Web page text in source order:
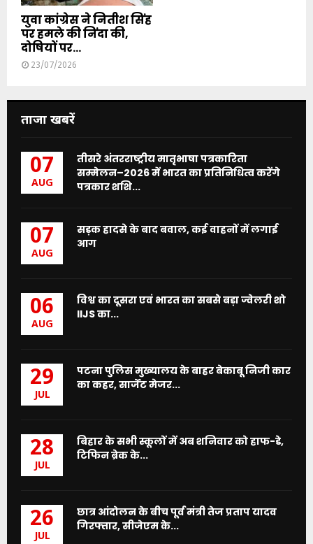
युवा कांग्रेस ने नितीश सिंह
पर हमले की निंदा की,
दोषियों पर...
23/07/2026
ताजा खबरें
07
AUG
तीसरे अंतरराष्ट्रीय मातृभाषा पत्रकारिता
सम्मेलन–2026 में भारत का प्रतिनिधित्व करेंगे
पत्रकार शशि...
07
AUG
सड़क हादसे के बाद बवाल, कई वाहनों में लगाई
आग
06
AUG
विश्व का दूसरा एवं भारत का सबसे बड़ा ज्वेलरी शो
IIJS का...
29
JUL
पटना पुलिस मुख्यालय के बाहर बेकाबू निजी कार
का कहर, सार्जेंट मेजर...
28
JUL
बिहार के सभी स्कूलों में अब शनिवार को हाफ-डे,
टिफिन ब्रेक के...
26
JUL
छात्र आंदोलन के बीच पूर्व मंत्री तेज प्रताप यादव
गिरफ्तार, सीजेएम के...